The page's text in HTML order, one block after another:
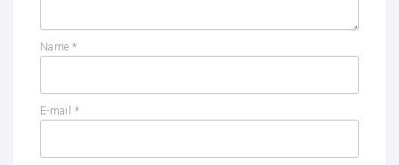
Name *
E-mail *